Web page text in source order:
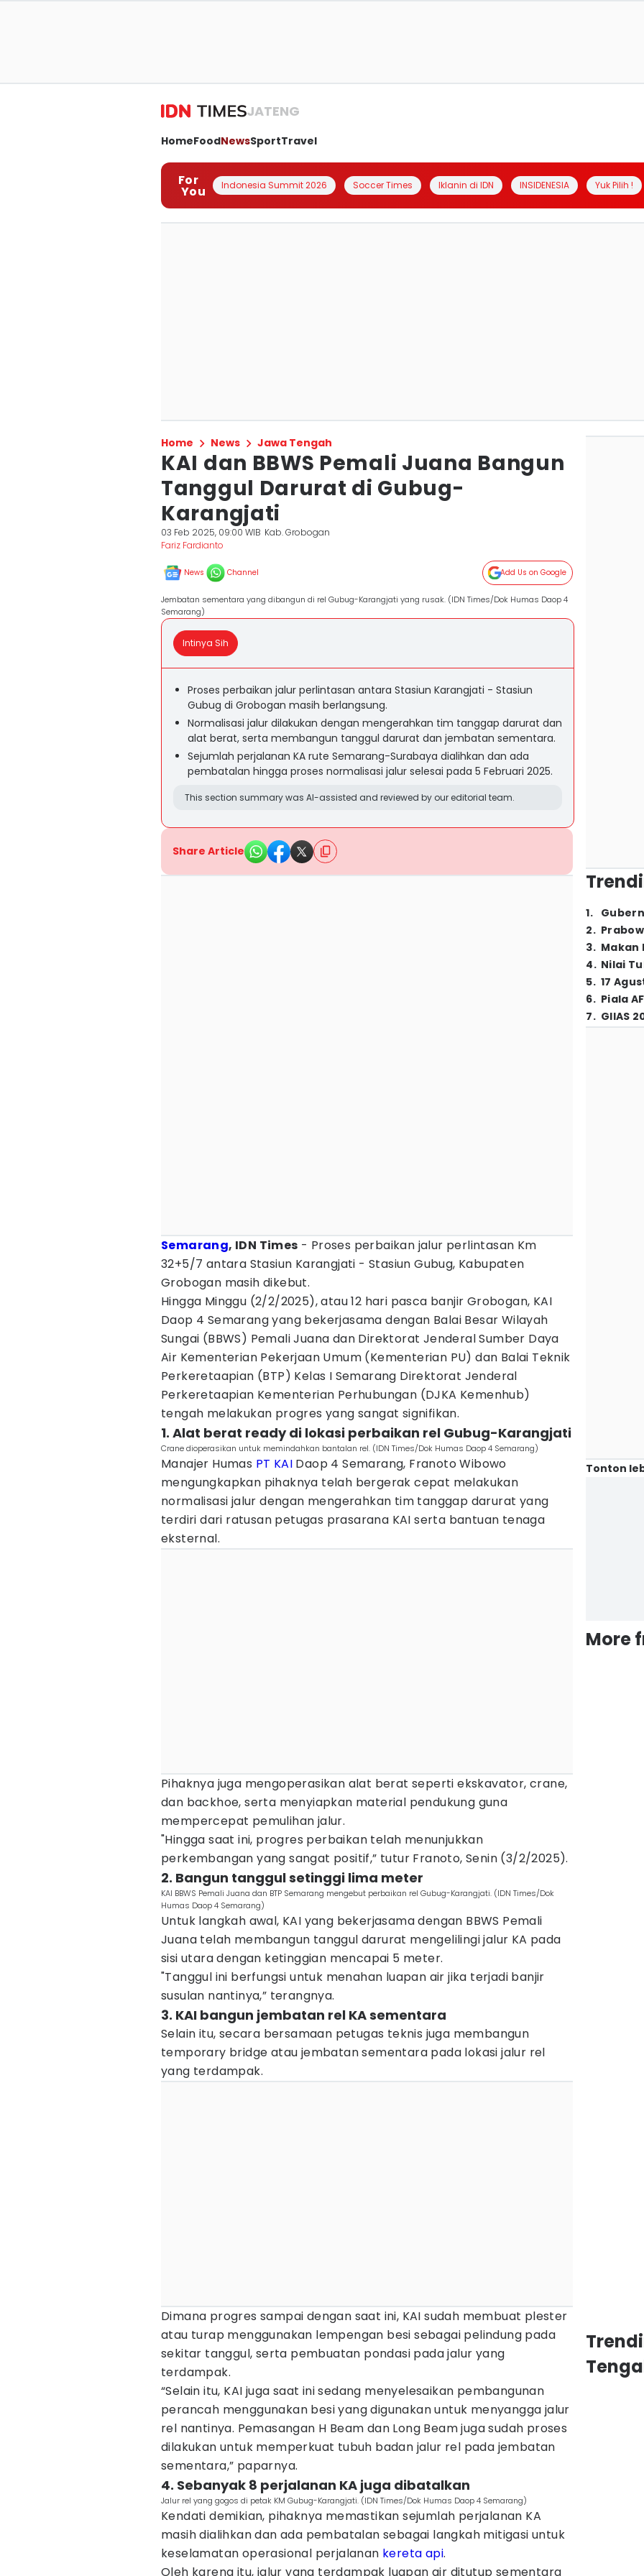
JATENG
HomeFoodNewsSportTravel
For
You Indonesia Summit 2026 Soccer Times Iklanin di IDN INSIDENESIA Yuk Pilih !
Home News Jawa Tengah
KAI dan BBWS Pemali Juana Bangun
Tanggul Darurat di Gubug-
Karangjati
03 Feb 2025, 09:00 WIB Kab. Grobogan
Fariz Fardianto
News Channel Add Us on Google
Jembatan sementara yang dibangun di rel Gubug-Karangjati yang rusak. (IDN Times/Dok Humas Daop 4
Semarang)
Intinya Sih
Proses perbaikan jalur perlintasan antara Stasiun Karangjati - Stasiun
Gubug di Grobogan masih berlangsung.
Normalisasi jalur dilakukan dengan mengerahkan tim tanggap darurat dan
alat berat, serta membangun tanggul darurat dan jembatan sementara.
Sejumlah perjalanan KA rute Semarang-Surabaya dialihkan dan ada
pembatalan hingga proses normalisasi jalur selesai pada 5 Februari 2025.
This section summary was AI-assisted and reviewed by our editorial team.
Share Article
Semarang, IDN Times - Proses perbaikan jalur perlintasan Km
32+5/7 antara Stasiun Karangjati - Stasiun Gubug, Kabupaten
Grobogan masih dikebut.
Hingga Minggu (2/2/2025), atau 12 hari pasca banjir Grobogan, KAI
Daop 4 Semarang yang bekerjasama dengan Balai Besar Wilayah
Sungai (BBWS) Pemali Juana dan Direktorat Jenderal Sumber Daya
Air Kementerian Pekerjaan Umum (Kementerian PU) dan Balai Teknik
Perkeretaapian (BTP) Kelas I Semarang Direktorat Jenderal
Perkeretaapian Kementerian Perhubungan (DJKA Kemenhub)
tengah melakukan progres yang sangat signifikan.
1. Alat berat ready di lokasi perbaikan rel Gubug-Karangjati
Crane dioperasikan untuk memindahkan bantalan rel. (IDN Times/Dok Humas Daop 4 Semarang)
Manajer Humas PT KAI Daop 4 Semarang, Franoto Wibowo
mengungkapkan pihaknya telah bergerak cepat melakukan
normalisasi jalur dengan mengerahkan tim tanggap darurat yang
terdiri dari ratusan petugas prasarana KAI serta bantuan tenaga
eksternal.
Pihaknya juga mengoperasikan alat berat seperti ekskavator, crane,
dan backhoe, serta menyiapkan material pendukung guna
mempercepat pemulihan jalur.
"Hingga saat ini, progres perbaikan telah menunjukkan
perkembangan yang sangat positif,” tutur Franoto, Senin (3/2/2025).
2. Bangun tanggul setinggi lima meter
KAI BBWS Pemali Juana dan BTP Semarang mengebut perbaikan rel Gubug-Karangjati. (IDN Times/Dok
Humas Daop 4 Semarang)
Untuk langkah awal, KAI yang bekerjasama dengan BBWS Pemali
Juana telah membangun tanggul darurat mengelilingi jalur KA pada
sisi utara dengan ketinggian mencapai 5 meter.
"Tanggul ini berfungsi untuk menahan luapan air jika terjadi banjir
susulan nantinya,” terangnya.
3. KAI bangun jembatan rel KA sementara
Selain itu, secara bersamaan petugas teknis juga membangun
temporary bridge atau jembatan sementara pada lokasi jalur rel
yang terdampak.
Dimana progres sampai dengan saat ini, KAI sudah membuat plester
atau turap menggunakan lempengan besi sebagai pelindung pada
sekitar tanggul, serta pembuatan pondasi pada jalur yang
terdampak.
“Selain itu, KAI juga saat ini sedang menyelesaikan pembangunan
perancah menggunakan besi yang digunakan untuk menyangga jalur
rel nantinya. Pemasangan H Beam dan Long Beam juga sudah proses
dilakukan untuk memperkuat tubuh badan jalur rel pada jembatan
sementara,” paparnya.
4. Sebanyak 8 perjalanan KA juga dibatalkan
Jalur rel yang gogos di petak KM Gubug-Karangjati. (IDN Times/Dok Humas Daop 4 Semarang)
Kendati demikian, pihaknya memastikan sejumlah perjalanan KA
masih dialihkan dan ada pembatalan sebagai langkah mitigasi untuk
keselamatan operasional perjalanan kereta api.
Oleh karena itu, jalur yang terdampak luapan air ditutup sementara
1.
2.
3. Makan
4. Nilai
5. 17
6. Piala
7. GIIAS
Tonton
More